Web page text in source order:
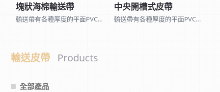
塊狀海棉輸送帶
輸送帶有各種厚度的平面PVC、PU、黑橡膠、矽利康皮帶和表面各種不同花紋的皮帶及 聚酯尼龍網帶、木棉帶、帆布平面帶…，因種類眾多無法全部列出,可來電詢問。 另可加工打孔、黏擋板、導條、裙邊、海棉、加厚橡膠…等特殊加工。
中央開槽式皮帶
輸送帶有各種厚度的平面PVC、PU、黑橡膠、矽利康皮帶和表面各種不同花紋的皮帶及 聚酯尼龍網帶、木棉帶、帆布平面帶…，因種類眾多無法全部列出,可來電詢問。 另可加工打孔、黏擋板、導條、裙邊、海棉、加厚橡膠…等特殊加工。
輸送皮帶 Products
全部產品